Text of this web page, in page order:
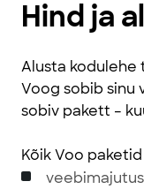
Hind ja
Alusta kodulehe
Voog sobib sinu
sobiv pakett –
Kõik Voo